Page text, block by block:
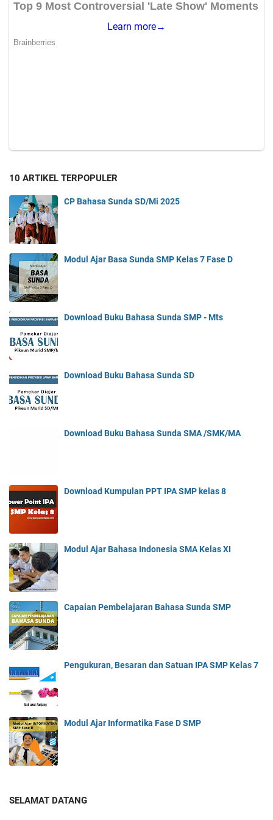
10 ARTIKEL TERPOPULER
CP Bahasa Sunda SD/Mi 2025
Modul Ajar Basa Sunda SMP Kelas 7 Fase D
Download Buku Bahasa Sunda SMP - Mts
Download Buku Bahasa Sunda SD
Download Buku Bahasa Sunda SMA /SMK/MA
Download Kumpulan PPT IPA SMP kelas 8
Modul Ajar Bahasa Indonesia SMA Kelas XI
Capaian Pembelajaran Bahasa Sunda SMP
Pengukuran, Besaran dan Satuan IPA SMP Kelas 7
Modul Ajar Informatika Fase D SMP
SELAMAT DATANG